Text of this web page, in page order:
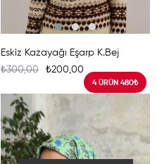
Eskiz Kazayağı Eşarp K.Bej
₺200,00
₺300,00
4 ÜRÜN 480₺